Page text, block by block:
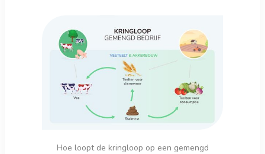
Hoe loopt de kringloop op een gemengd